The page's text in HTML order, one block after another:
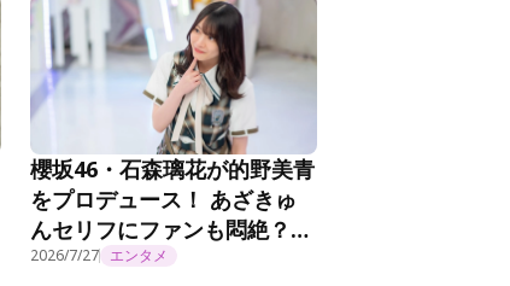
櫻坂46・石森璃花が的野美青
をプロデュース！ あざきゅ
んセリフにファンも悶絶？！
『ちょこさく』第293話
2026/7/27 エンタメ